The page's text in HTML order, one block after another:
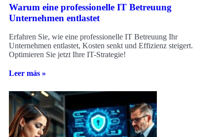
Warum eine professionelle IT Betreuung
Unternehmen entlastet
Erfahren Sie, wie eine professionelle IT Betreuung Ihr
Unternehmen entlastet, Kosten senkt und Effizienz steigert.
Optimieren Sie jetzt Ihre IT-Strategie!
Leer más »